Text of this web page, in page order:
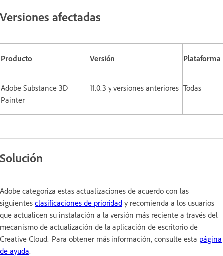
Versiones afectadas
Producto Versión Plataforma
Adobe Substance 3D
Painter
11.0.3 y versiones anteriores Todas
Solución
Adobe categoriza estas actualizaciones de acuerdo con las
siguientes clasificaciones de prioridad y recomienda a los usuarios
que actualicen su instalación a la versión más reciente a través del
mecanismo de actualización de la aplicación de escritorio de
Creative Cloud. Para obtener más información, consulte esta página
de ayuda.